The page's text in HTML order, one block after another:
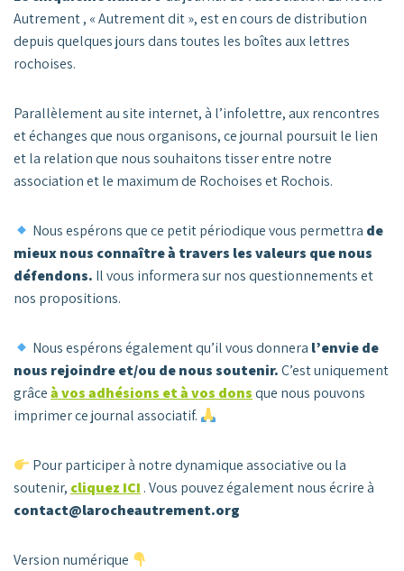
Autrement , « Autrement dit », est en cours de distribution
depuis quelques jours dans toutes les boîtes aux lettres
rochoises.
Parallèlement au site internet, à l’infolettre, aux rencontres
et échanges que nous organisons, ce journal poursuit le lien
et la relation que nous souhaitons tisser entre notre
association et le maximum de Rochoises et Rochois.
Nous espérons que ce petit périodique vous permettra de
mieux nous connaître à travers les valeurs que nous
défendons. Il vous informera sur nos questionnements et
nos propositions.
Nous espérons également qu’il vous donnera l’envie de
nous rejoindre et/ou de nous soutenir.C’est uniquement
grâceà vos adhésions et à vos donsque nous pouvons
imprimer ce journal associatif.
Pour participer à notre dynamique associative ou la
soutenir, cliquez ICI .Vous pouvez également nous écrire à
contact@larocheautrement.org
Version numérique